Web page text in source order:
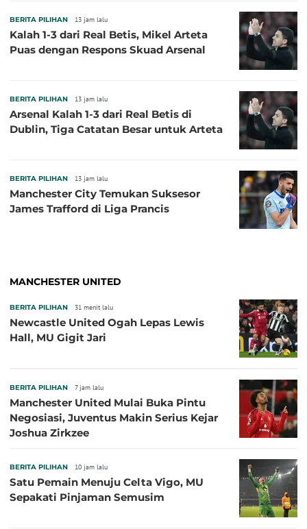
BERITA PILIHAN 13 jam lalu
Kalah 1-3 dari Real Betis, Mikel Arteta
Puas dengan Respons Skuad Arsenal
BERITA PILIHAN 13 jam lalu
Arsenal Kalah 1-3 dari Real Betis di
Dublin, Tiga Catatan Besar untuk Arteta
BERITA PILIHAN 13 jam lalu
Manchester City Temukan Suksesor
James Trafford di Liga Prancis
MANCHESTER UNITED
BERITA PILIHAN 31 menit lalu
Newcastle United Ogah Lepas Lewis
Hall, MU Gigit Jari
BERITA PILIHAN 7 jam lalu
Manchester United Mulai Buka Pintu
Negosiasi, Juventus Makin Serius Kejar
Joshua Zirkzee
BERITA PILIHAN 10 jam lalu
Satu Pemain Menuju Celta Vigo, MU
Sepakati Pinjaman Semusim